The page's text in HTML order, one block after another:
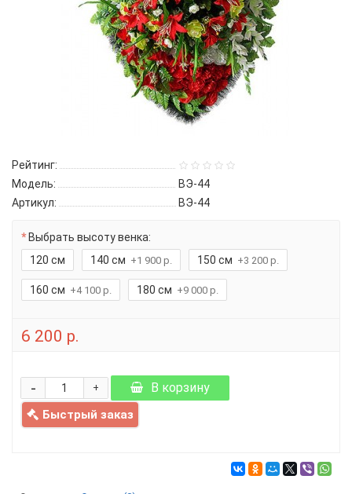
Рейтинг:
Модель:
ВЭ-44
Артикул:
ВЭ-44
Выбрать высоту венка:
120 см
140 см +1 900 р. 150 см +3 200 р.
160 см +4 100 р. 180 см +9 000 р.
6 200 р.
+
- В корзину
Быстрый заказ